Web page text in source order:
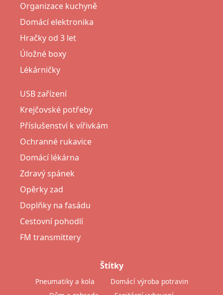
Organizace kuchyně
Domácí elektronika
Hračky od 3 let
Úložné boxy
Lékárničky
USB zařízení
Krejčovské potřeby
Příslušenství k vířivkám
Ochranné rukavice
Domácí lékárna
Zdravý spánek
Opěrky zad
Doplňky na fasádu
Cestovní pohodlí
FM transmittery
Štítky
Pneumatiky a kola
Domácí výroba potravin